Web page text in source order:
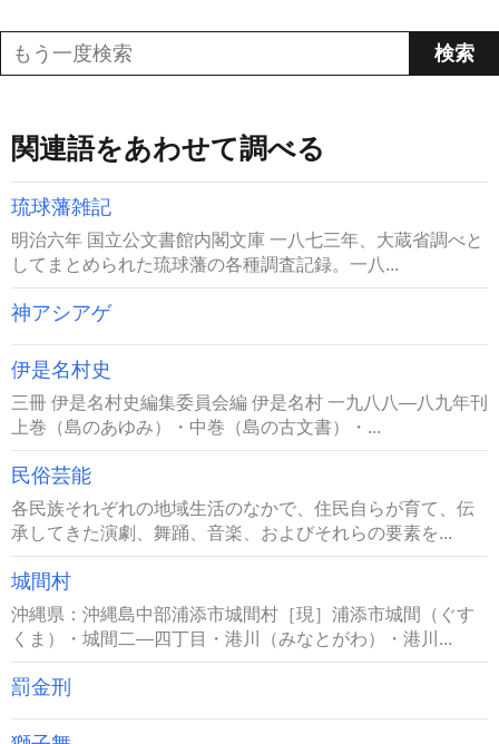
関連語をあわせて調べる
琉球藩雑記
明治六年 国立公文書館内閣文庫 一八七三年、大蔵省調べと
してまとめられた琉球藩の各種調査記録。一八...
神アシアゲ
伊是名村史
三冊 伊是名村史編集委員会編 伊是名村 一九八八―八九年刊
上巻（島のあゆみ）・中巻（島の古文書）・...
民俗芸能
各民族それぞれの地域生活のなかで、住民自らが育て、伝
承してきた演劇、舞踊、音楽、およびそれらの要素を...
城間村
沖縄県：沖縄島中部浦添市城間村［現］浦添市城間（ぐす
くま）・城間二―四丁目・港川（みなとがわ）・港川...
罰金刑